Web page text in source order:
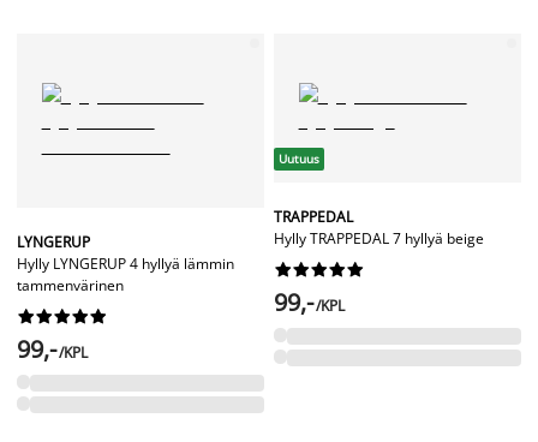
LYNGERUP
Hylly LYNGERUP 4 hyllyä lämmin
tammenvärinen






99,-/KPL
Uutuus
TRAPPEDAL
Hylly TRAPPEDAL 7 hyllyä beige






99,-/KPL